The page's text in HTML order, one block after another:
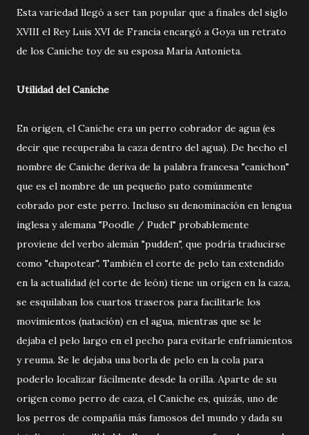
Esta variedad llegó a ser tan popular que a finales del siglo
XVIII el Rey Luis XVI de Francia encargó a Goya un retrato
de los Caniche toy de su esposa María Antonieta.
Utilidad del Caniche
En origen, el Caniche era un perro cobrador de agua (es
decir que recuperaba la caza dentro del agua). De hecho el
nombre de Caniche deriva de la palabra francesa "canichon"
que es el nombre de un pequeño pato comúnmente
cobrado por este perro. Incluso su denominación en lengua
inglesa y alemana "Poodle / Pudel" probablemente
proviene del verbo alemán "pudden", que podría traducirse
como "chapotear". También el corte de pelo tan extendido
en la actualidad (el corte de león) tiene un origen en la caza,
se esquilaban los cuartos traseros para facilitarle los
movimientos (natación) en el agua, mientras que se le
dejaba el pelo largo en el pecho para evitarle enfriamientos
y reuma. Se le dejaba una borla de pelo en la cola para
poderlo localizar fácilmente desde la orilla. Aparte de su
origen como perro de caza, el Caniche es, quizás, uno de
los perros de compañía más famosos del mundo y dada su